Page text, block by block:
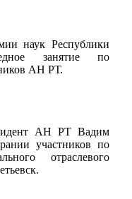
наук Республики
занятие по
АН РТ.
АН РТ Вадим
участников по
отраслевого